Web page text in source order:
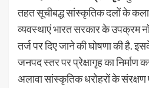
तहत सूचीबद्ध सांस्कृतिक दलों के
व्यवस्थाएं भारत सरकार के उपक्रम
तर्ज पर दिए जाने की घोषणा की है.
जनपद स्तर पर प्रेक्षागृह का निर्माण
अलावा सांस्कृतिक धरोहरों के